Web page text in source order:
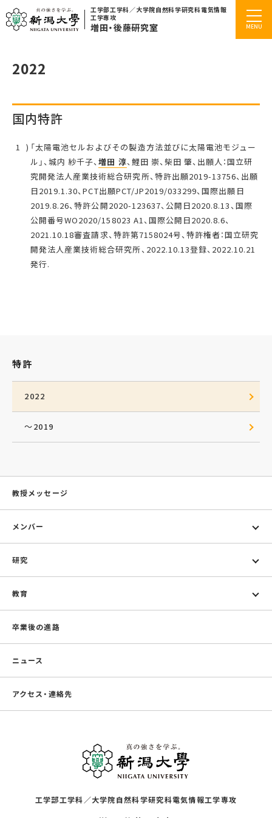
工学部工学科／大学院自然科学研究科電気情報
工学専攻
増田・後藤研究室
2022
国内特許
「太陽電池セルおよびその製造方法並びに太陽電池モジュー
ル」、城内 紗千子、増田 淳、鯉田 崇、柴田 肇、出願人：国立研
究開発法人産業技術総合研究所、特許出願2019-13756、出願
日2019.1.30、PCT出願PCT/JP2019/033299、国際出願日
2019.8.26、特許公開2020-123637、公開日2020.8.13、国際
公開番号WO2020/158023 A1、国際公開日2020.8.6、
2021.10.18審査請求、特許第7158024号、特許権者：国立研究
開発法人産業技術総合研究所、2022.10.13登録、2022.10.21
発行.
特許
2022
～2019
教授メッセージ
メンバー
研究
教育
卒業後の進路
ニュース
アクセス・連絡先
工学部工学科／大学院自然科学研究科電気情報工学専攻